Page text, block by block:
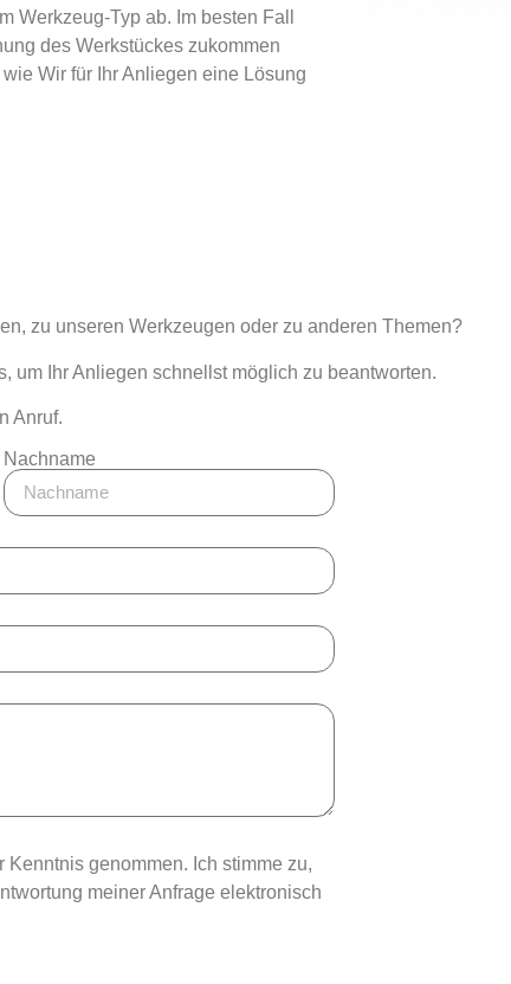
Werkzeug-Typ ab. Im besten Fall
des Werkstückes zukommen
Wir für Ihr Anliegen eine Lösung
zu unseren Werkzeugen oder zu anderen Themen?
um Ihr Anliegen schnellst möglich zu beantworten.
Anruf.
Nachname
genommen. Ich stimme zu,
meiner Anfrage elektronisch